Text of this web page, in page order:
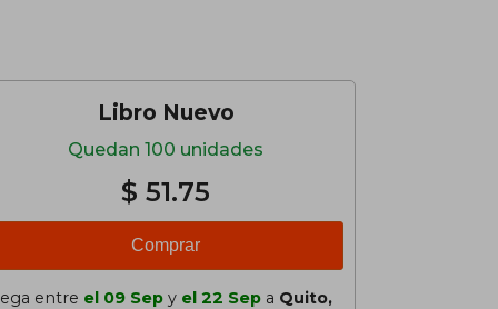
Libro Nuevo
Quedan 100 unidades
$ 51.75
Comprar
entre el 09 Sep y el 22 Sep a Quito,